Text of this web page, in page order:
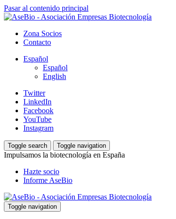
Pasar al contenido principal
Zona Socios
Contacto
Español
Español
English
Twitter
LinkedIn
Facebook
YouTube
Instagram
Toggle search Toggle navigation
Impulsamos la biotecnología en España
Hazte socio
Informe AseBio
Toggle navigation